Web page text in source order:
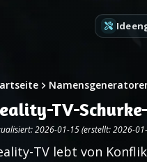
TV-
2026-01-15 (erstellt: 2026-
TV lebt von